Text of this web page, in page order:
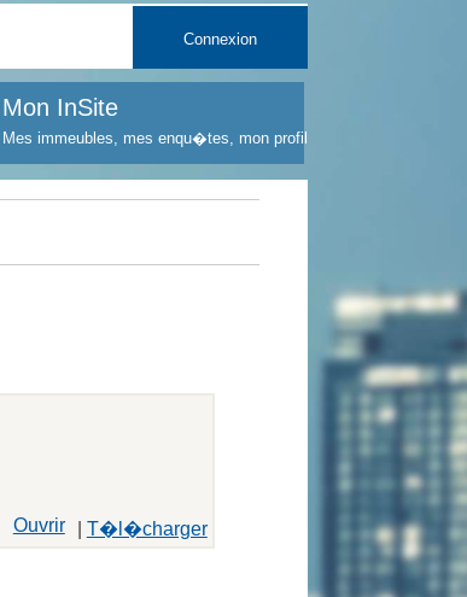
Connexion
Mon InSite
Mes immeubles, mes enqu�tes, mon profil
Ouvrir T�l�charger